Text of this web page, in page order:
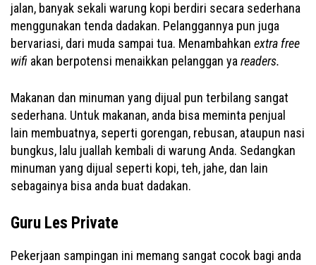
jalan, banyak sekali warung kopi berdiri secara sederhana
menggunakan tenda dadakan. Pelanggannya pun juga
bervariasi, dari muda sampai tua. Menambahkan extra free
wifi akan berpotensi menaikkan pelanggan yareaders.
Makanan dan minuman yang dijual pun terbilang sangat
sederhana. Untuk makanan, anda bisa meminta penjual
lain membuatnya, seperti gorengan, rebusan, ataupun nasi
bungkus, lalu juallah kembali di warung Anda. Sedangkan
minuman yang dijual seperti kopi, teh, jahe, dan lain
sebagainya bisa anda buat dadakan.
Guru Les Private
Pekerjaan sampingan ini memang sangat cocok bagi anda